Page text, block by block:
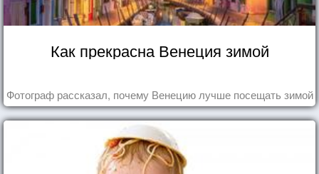
Как прекрасна Венеция зимой
Фотограф рассказал, почему Венецию лучше посещать зимой